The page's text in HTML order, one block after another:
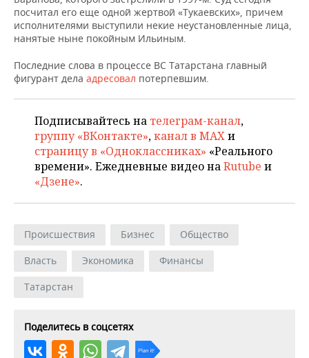
посчитал его еще одной жертвой «Тукаевских», причем
исполнителями выступили некие неустановленные лица,
нанятые ныне покойным Ильиным.
Последние слова в процессе ВС Татарстана главный
фигурант дела адресовал потерпевшим.
Подписывайтесь на телеграм-канал,
группу «ВКонтакте»,канал в MAXи
страницу в «Одноклассниках» «Реального
времени». Ежедневные видео наRutube и
«Дзене».
Происшествия Бизнес
Общество
Власть
Экономика
Финансы
Татарстан
Поделитесь в соцсетях